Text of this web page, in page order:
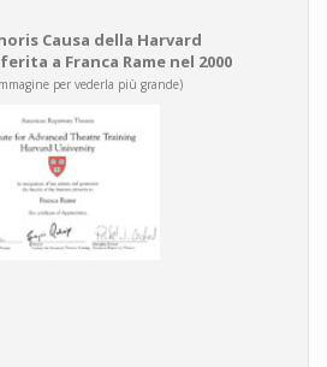
Causa della Harvard
a Franca Rame nel 2000
per vederla più grande)